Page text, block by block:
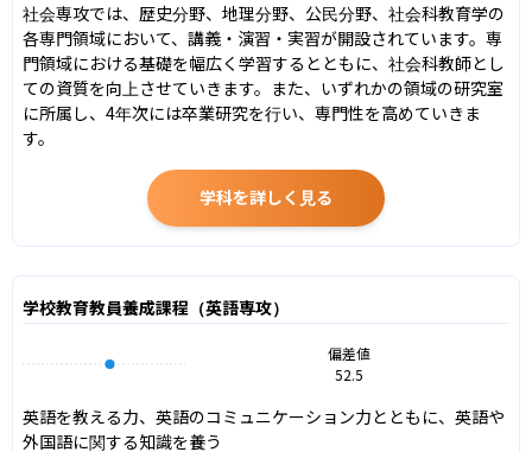
社会専攻では、歴史分野、地理分野、公民分野、社会科教育学の
各専門領域において、講義・演習・実習が開設されています。専
門領域における基礎を幅広く学習するとともに、社会科教師とし
ての資質を向上させていきます。また、いずれかの領域の研究室
に所属し、4年次には卒業研究を行い、専門性を高めていきま
す。
学科を詳しく見る
学校教育教員養成課程（英語専攻）
偏差値
52.5
英語を教える力、英語のコミュニケーション力とともに、英語や
外国語に関する知識を養う